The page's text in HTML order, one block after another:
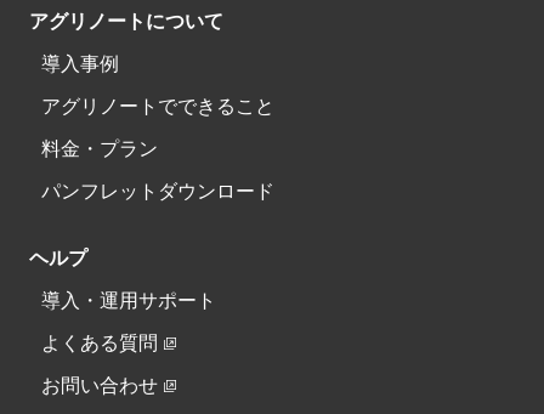
アグリノートについて
導入事例
アグリノートでできること
料金・プラン
パンフレットダウンロード
ヘルプ
導入・運用サポート
よくある質問
お問い合わせ